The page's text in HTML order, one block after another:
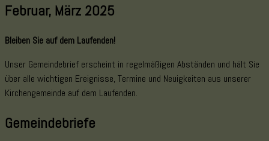
Februar, März 2025
Bleiben Sie auf dem Laufenden!
Unser Gemeindebrief erscheint in regelmäßigen Abständen und hält Sie
über alle wichtigen Ereignisse, Termine und Neuigkeiten aus unserer
Kirchengemeinde auf dem Laufenden.
Gemeindebriefe